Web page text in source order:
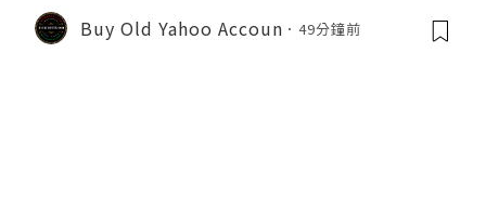
Buy Old Yahoo Accoun 49分鐘前